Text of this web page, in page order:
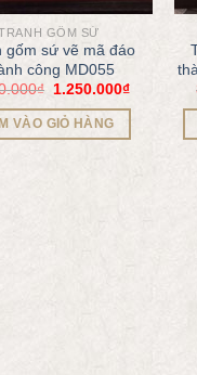
GỐM SỨ
gốm sứ vẽ mã đáo
công MD055
₫ 1.250.000₫
VÀO GIỎ HÀNG